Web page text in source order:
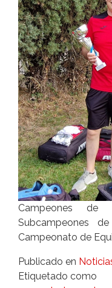
Campeones de
Subcampeones
Campeonato de
Publicado en
Etiquetado como